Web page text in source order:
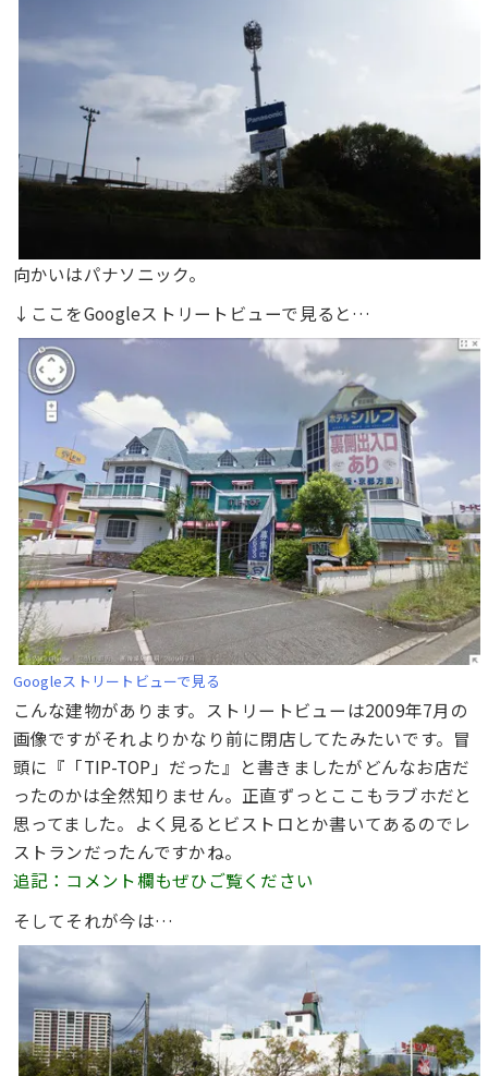
向かいはパナソニック。
↓ここをGoogleストリートビューで見ると…
Googleストリートビューで見る
こんな建物があります。ストリートビューは2009年7月の
画像ですがそれよりかなり前に閉店してたみたいです。冒
頭に『「TIP-TOP」だった』と書きましたがどんなお店だ
ったのかは全然知りません。正直ずっとここもラブホだと
思ってました。よく見るとビストロとか書いてあるのでレ
ストランだったんですかね。
追記：コメント欄もぜひご覧ください
そしてそれが今は…